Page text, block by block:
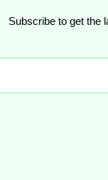
Subscribe to get the